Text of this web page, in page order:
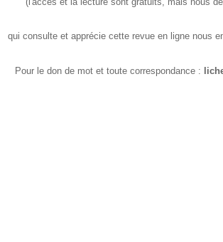
qui consulte et apprécie cette revue en ligne nous
Pour le don de mot et toute correspondance :